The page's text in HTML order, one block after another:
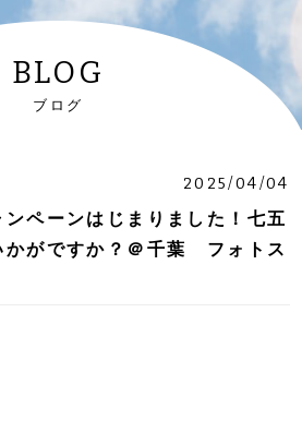
BLOG
ブログ
2025/04/04
ペーンはじまりました！七五
かがですか？＠千葉 フォトス